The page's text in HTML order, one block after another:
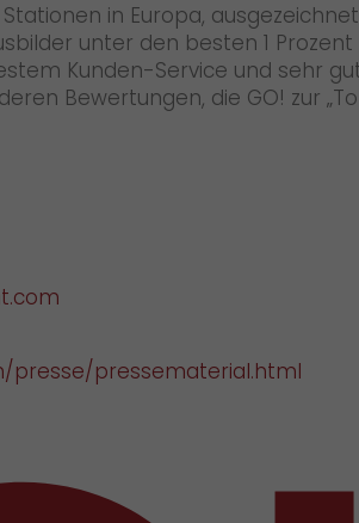
in Europa,
unter den besten 1 Prozent
Kunden-Service und sehr
Bewertungen, die GO! zur
presse/pressematerial.html